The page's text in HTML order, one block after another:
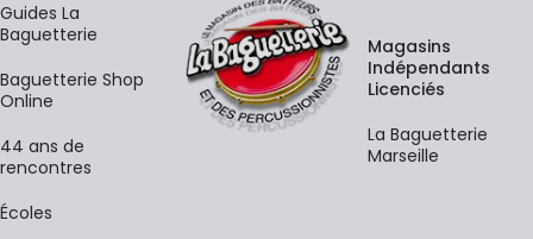
Guides La
Baguetterie
Baguetterie Shop
Online
44 ans de
rencontres
Écoles
Magasins
Indépendants
Licenciés
La Baguetterie
Marseille